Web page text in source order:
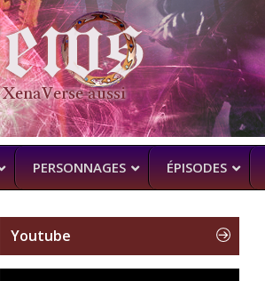
WENTWORTH–
PERSONNAGES ÉPISODES
Youtube